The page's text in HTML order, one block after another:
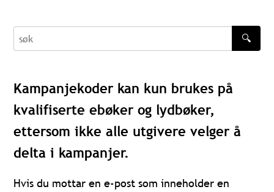
søk
🔍
Kampanjekoder kan kun brukes på
kvalifiserte ebøker og lydbøker,
ettersom ikke alle utgivere velger å
delta i kampanjer.
Hvis du mottar en e-post som inneholder en